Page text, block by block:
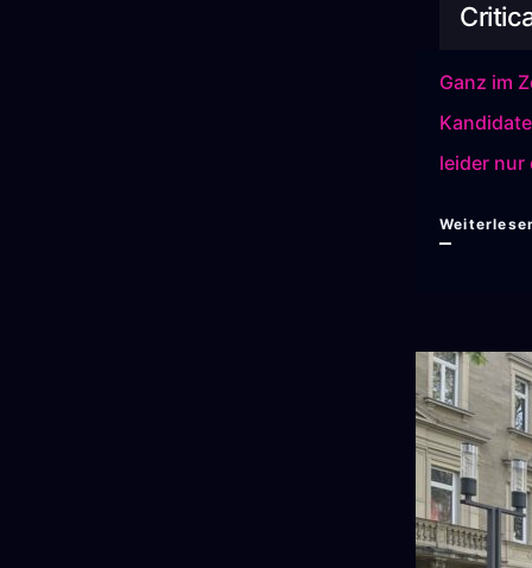
Ganz im
leider nur